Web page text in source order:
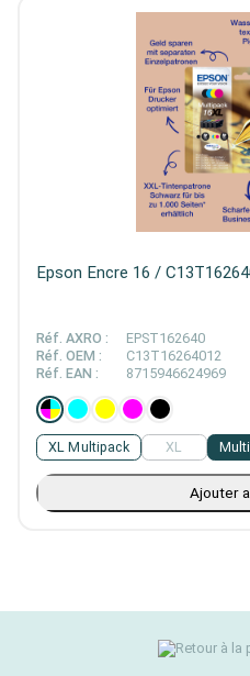
Epson Encre 16 /
Réf. AXRO :
EPST162640
Réf. OEM :
C13T16264012
Réf. EAN :
8715946624969
XL
XL Multipack
Ajouter